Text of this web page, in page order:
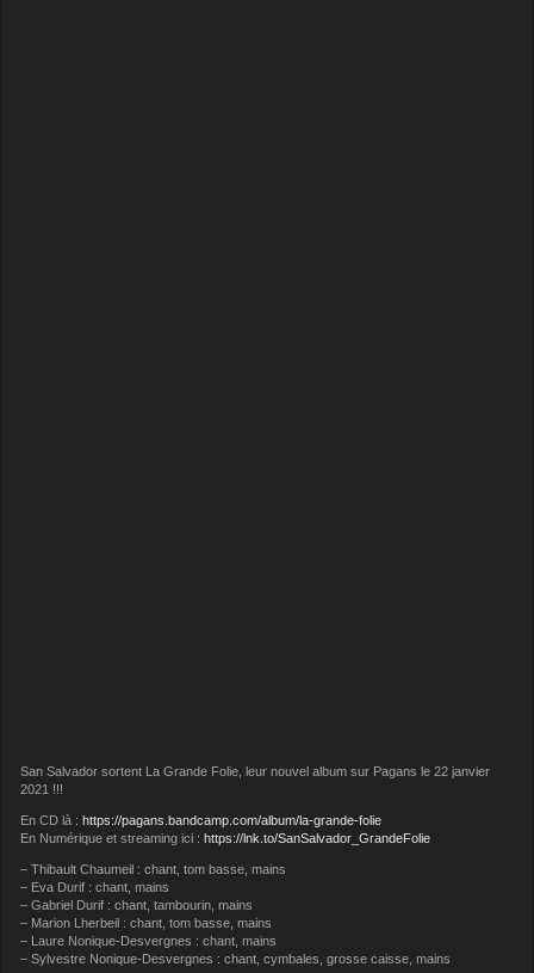
San Salvador sortent La Grande Folie, leur nouvel album sur Pagans le 22 janvier
2021 !!!
En CD là :https://pagans.bandcamp.com/album/la-grande-folie
En Numérique et streaming ici :https://lnk.to/SanSalvador_GrandeFolie
– Thibault Chaumeil : chant, tom basse, mains
– Eva Durif : chant, mains
– Gabriel Durif : chant, tambourin, mains
– Marion Lherbeil : chant, tom basse, mains
– Laure Nonique-Desvergnes : chant, mains
– Sylvestre Nonique-Desvergnes : chant, cymbales, grosse caisse, mains